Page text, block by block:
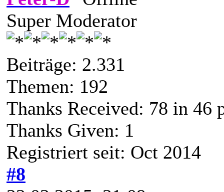
Super Moderator
Beiträge: 2.331
Themen: 192
Thanks Received: 78 in 46
Thanks Given: 1
Registriert seit: Oct 2014
#8